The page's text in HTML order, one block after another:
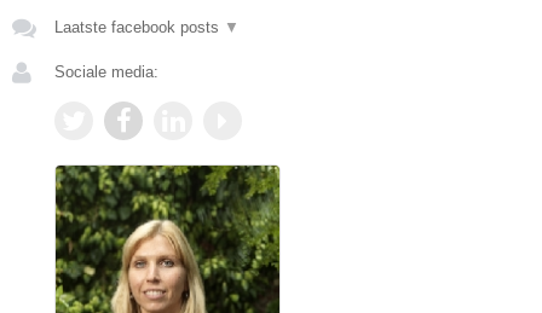
Laatste facebook posts ▼
Sociale media: